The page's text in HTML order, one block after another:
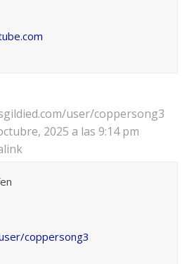
user/coppersong3
2025 a las 9:14 pm
coppersong3